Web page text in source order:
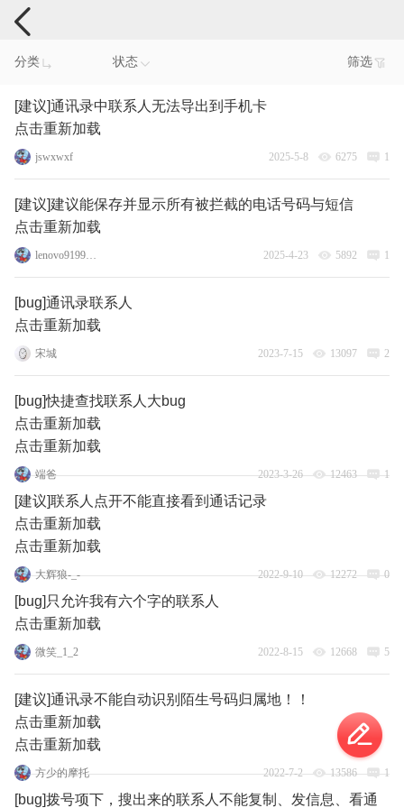
手机反馈
分类 状态 筛选
[建议]通讯录中联系人无法导出到手机卡
点击重新加载
jswxwxf 2025-5-8 6275 1
[建议]建议能保存并显示所有被拦截的电话号码与短信
点击重新加载
lenovo91993839 2025-4-23 5892 1
[bug]通讯录联系人
点击重新加载
宋城 2023-7-15 13097 2
[bug]快捷查找联系人大bug
点击重新加载
点击重新加载
端爸 2023-3-26 12463 1
[建议]联系人点开不能直接看到通话记录
点击重新加载
点击重新加载
大辉狼-_- 2022-9-10 12272 0
[bug]只允许我有六个字的联系人
点击重新加载
微笑_1_2 2022-8-15 12668 5
[建议]通讯录不能自动识别陌生号码归属地！！
点击重新加载
点击重新加载
方少的摩托 2022-7-2 13586 1
[bug]拨号项下，搜出来的联系人不能复制、发信息、看通